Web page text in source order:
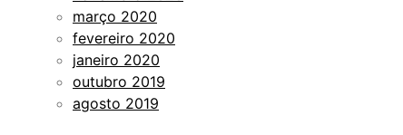
março 2020
fevereiro 2020
janeiro 2020
outubro 2019
agosto 2019